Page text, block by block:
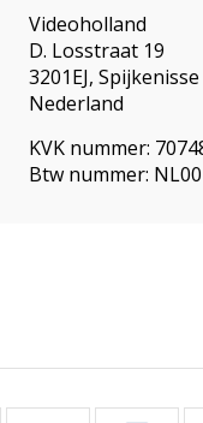
Videoholland
D. Losstraat 19
3201EJ, Spijkenisse
Nederland
KVK nummer:
Btw nummer: